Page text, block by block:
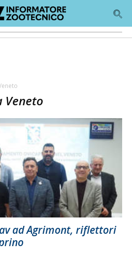
Veneto
ad Agrimont, riflettori